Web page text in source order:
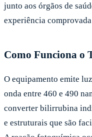
junto aos órgãos de
experiência
Como Funciona o
O equipamento emite
onda entre 460 e 490
converter bilirrubina
e estruturais que são